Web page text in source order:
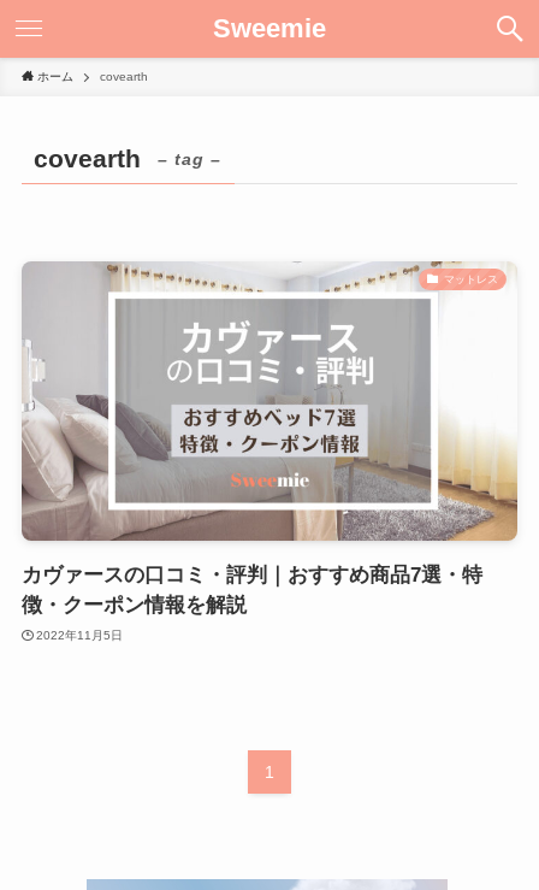
Sweemie
ホーム covearth
covearth – tag –
マットレス
カヴァースの口コミ・評判｜おすすめ商品7選・特
徴・クーポン情報を解説
2022年11月5日
1